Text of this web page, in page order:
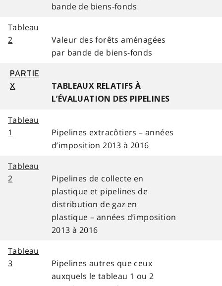
bande de biens-fonds
Tableau
2
Valeur des forêts aménagées
par bande de biens-fonds
PARTIE
X
TABLEAUX RELATIFS À
L’ÉVALUATION DES PIPELINES
Tableau
1
Pipelines extracôtiers – années
d’imposition 2013 à 2016
Tableau
2
Pipelines de collecte en
plastique et pipelines de
distribution de gaz en
plastique – années d’imposition
2013 à 2016
Tableau
3
Pipelines autres que ceux
auxquels le tableau 1 ou 2